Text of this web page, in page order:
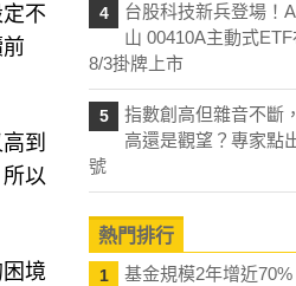
不
到
以
境
4
台股科技新兵登場！
山 00410A主動式
8/3掛牌上市
5
指數創高但雜音不斷
高還是觀望？專家點
號
熱門排行
1
基金規模2年增近